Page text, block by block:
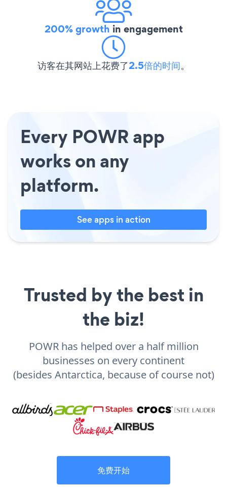
200% growth in engagement
访客在其网站上花费了2.5倍的时间。
Every POWR app
works on any
platform.
See apps in action
Trusted by the best in
the biz!
POWR has helped over a half million
businesses on every continent
(besides Antarctica, because of course not)
免费开始